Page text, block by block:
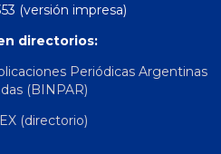
(versión impresa)
directorios:
Periódicas Argentinas
(BINPAR)
(directorio)